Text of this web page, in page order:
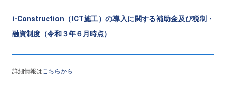
i-Construction（ICT施工）の導入に関する補助金及び税制・
融資制度（令和３年６月時点）
詳細情報はこちらから